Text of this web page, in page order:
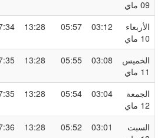
03:12
05:57
13:28
17:34
03:08
05:55
13:28
17:35
03:04
05:54
13:28
17:35
03:01
05:52
13:28
17:36